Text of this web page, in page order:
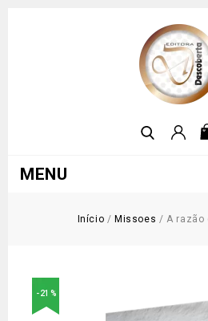
MENU
Início / Missoes /A razão
-21%